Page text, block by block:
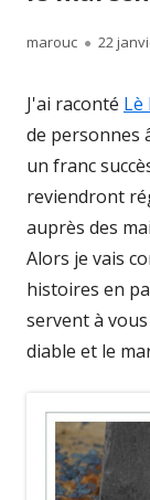
Author
marouc 22
J'ai raconté Lè
de personnes
un franc
reviendront
auprès des
Alors je vais
histoires en
servent à
diable et le